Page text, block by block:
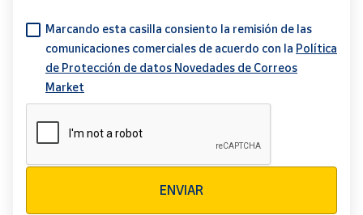
Marcando esta casilla consiento la remisión de las
comunicaciones comerciales de acuerdo con la Política
de Protección de datos Novedades de Correos
Market
ENVIAR